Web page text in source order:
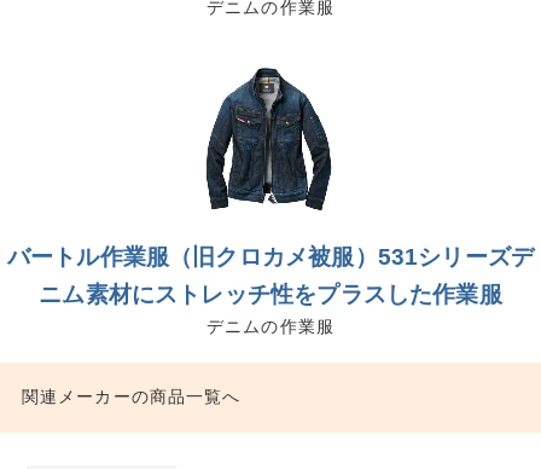
デニムの作業服
バートル作業服（旧クロカメ被服）531シリーズデ
ニム素材にストレッチ性をプラスした作業服
デニムの作業服
関連メーカーの商品一覧へ